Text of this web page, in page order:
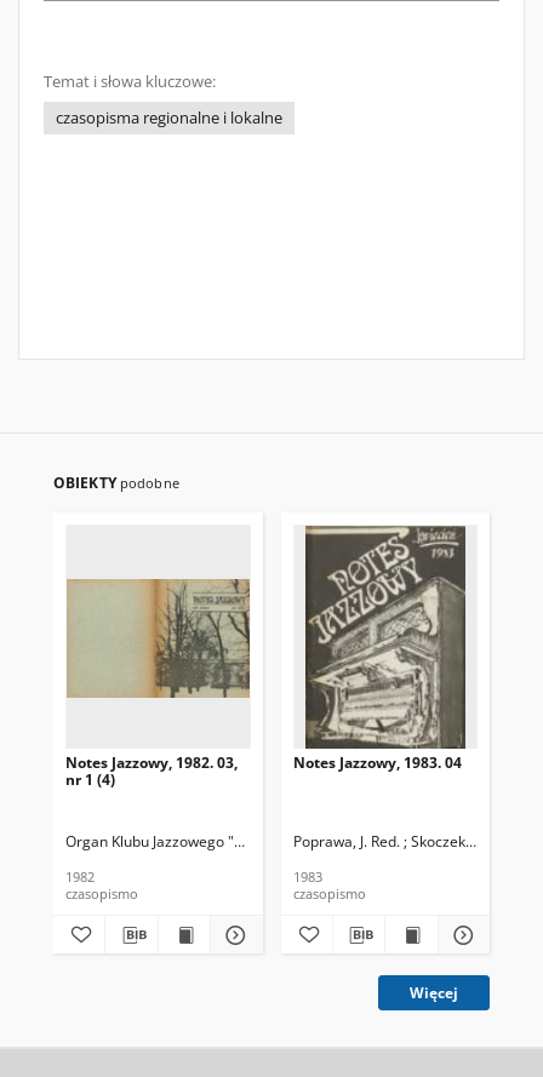
Temat i słowa kluczowe:
czasopisma regionalne i lokalne
OBIEKTY podobne
Notes Jazzowy, 1982. 03,
nr 1 (4)
Organ Klubu Jazzowego "Rotunda" Skoczek, T. Red.
1982
czasopismo
Notes Jazzowy, 1983. 04
Poprawa, J. Red. ; Skoczek T. Red.
1983
czasopismo
Więcej